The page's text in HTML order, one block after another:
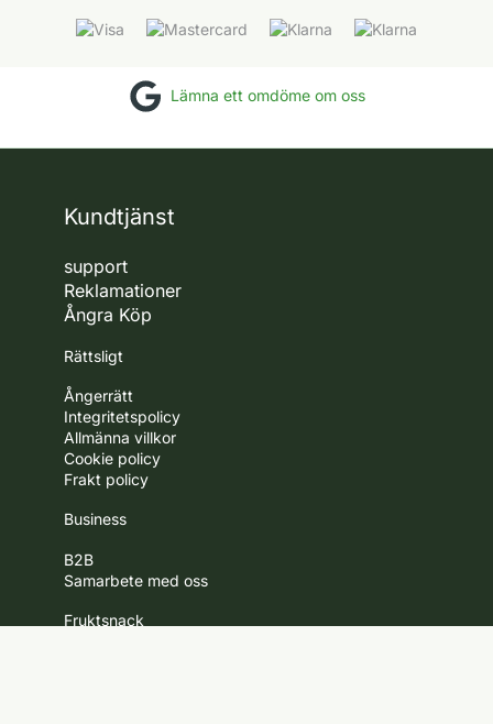
Lämna ett omdöme om oss
Kundtjänst
support
Reklamationer
Ångra Köp
Rättsligt
Ångerrätt
Integritetspolicy
Allmänna villkor
Cookie policy
Frakt policy
Business
B2B
Samarbete med oss
Fruktsnack